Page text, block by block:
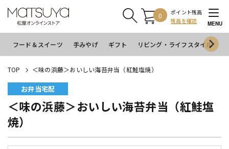
0
ポイント残高
残高を確認
MENU
フード＆スイーツ 手みやげ ギフト リビング・ライフスタイル
TOP ＜味の浜藤＞おいしい海苔弁当（紅鮭塩焼）
お弁当宅配
＜味の浜藤＞おいしい海苔弁当（紅鮭塩
焼）